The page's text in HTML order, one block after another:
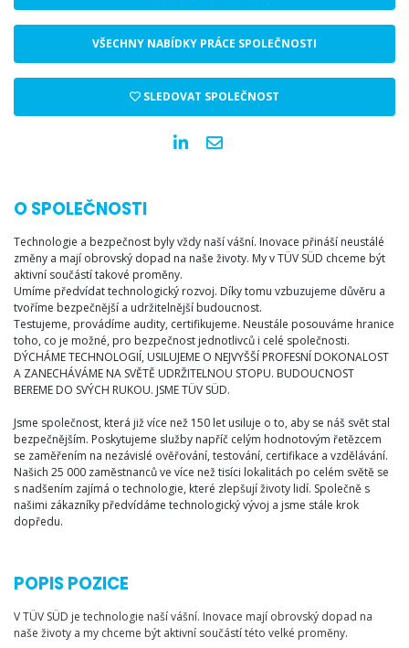
VŠECHNY NABÍDKY PRÁCE SPOLEČNOSTI
SLEDOVAT SPOLEČNOST
O SPOLEČNOSTI
Technologie a bezpečnost byly vždy naší vášní. Inovace přináší neustálé
změny a mají obrovský dopad na naše životy. My v TÜV SÜD chceme být
aktivní součástí takové proměny.
Umíme předvídat technologický rozvoj. Díky tomu vzbuzujeme důvěru a
tvoříme bezpečnější a udržitelnější budoucnost.
Testujeme, provádíme audity, certifikujeme. Neustále posouváme hranice
toho, co je možné, pro bezpečnost jednotlivců i celé společnosti.
DÝCHÁME TECHNOLOGIÍ, USILUJEME O NEJVYŠŠÍ PROFESNÍ DOKONALOST
A ZANECHÁVÁME NA SVĚTĚ UDRŽITELNOU STOPU. BUDOUCNOST
BEREME DO SVÝCH RUKOU. JSME TÜV SÜD.
Jsme společnost, která již více než 150 let usiluje o to, aby se náš svět stal
bezpečnějším. Poskytujeme služby napříč celým hodnotovým řetězcem
se zaměřením na nezávislé ověřování, testování, certifikace a vzdělávání.
Našich 25 000 zaměstnanců ve více než tisíci lokalitách po celém světě se
s nadšením zajímá o technologie, které zlepšují životy lidí. Společně s
našimi zákazníky předvídáme technologický vývoj a jsme stále krok
dopředu.
POPIS POZICE
V TÜV SÜD je technologie naší vášní. Inovace mají obrovský dopad na
naše životy a my chceme být aktivní součástí této velké proměny.